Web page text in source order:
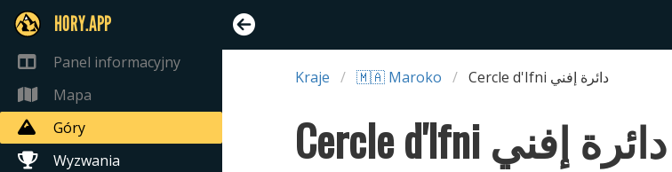
HORY.APP
Panel informacyjny
Mapa
Góry
Wyzwania
Kraje 🇲🇦 Maroko Cercle d'Ifni دائرة إفني
Cercle d'Ifni دائرة إفني